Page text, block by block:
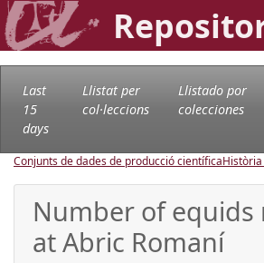
Last
15
days
Llistat per
col·leccions
Llistado por
colecciones
Conjunts de dades de producció científica
Number of equids
at Abric Romaní